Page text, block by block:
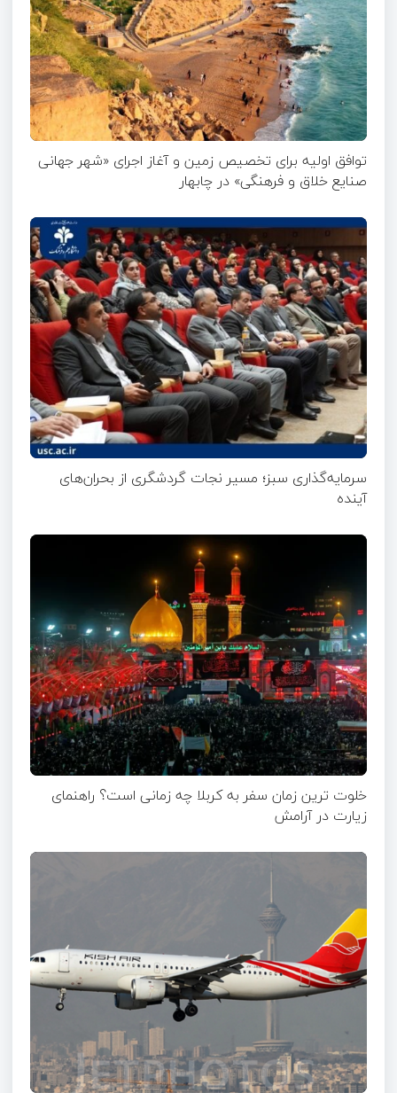
توافق اولیه برای تخصیص زمین و آغاز اجرای «شهر جهانی
صنایع خلاق و فرهنگی» در چابهار
سرمایه‌گذاری سبز؛ مسیر نجات گردشگری از بحران‌های
آینده
خلوت ترین زمان سفر به کربلا چه زمانی است؟ راهنمای
زیارت در آرامش